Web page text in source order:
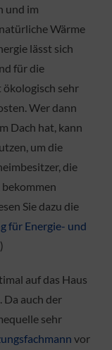
und im
Wärme
lässt sich
für die
sehr
Wer dann
Dach hat, kann
um die
die
Sie dazu die
für Energie- und
auf das Haus
auch der
sehr
vor